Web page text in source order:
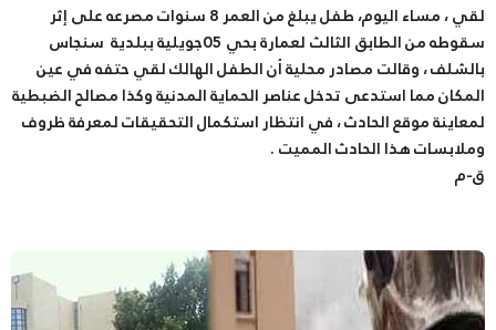
لقي ، مساء اليوم، طفل يبلغ من العمر 8 سنوات مصرعه على إثر
سقوطه من الطابق الثالث لعمارة بحي 05جويلية ببلدية سنجاس
بالشلف ، وقالت مصادر محلية أن الطفل الهالك لقي حتفه في عين
المكان مما استدعى تدخل عناصر الحماية المدنية وكذا مصالح الضبطية
لمعاينة موقع الحادث ، في انتظار استكمال التحقيقات لمعرفة ظروف
وملابسات هذا الحادث المميت .
ق-م